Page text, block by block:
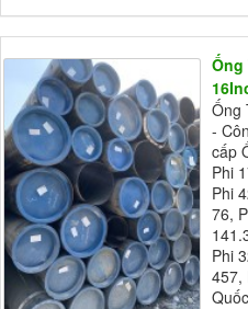
Ống
Ống
-
cấp
Phi
Phi
76,
Phi
457,